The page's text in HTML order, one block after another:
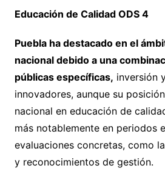
Educación de Calidad ODS 4
Puebla ha destacado en el
nacional debido a una
públicas específicas, inversión
innovadores, aunque su
nacional en educación de
más notablemente en periodos
evaluaciones concretas, como
y reconocimientos de gestión.